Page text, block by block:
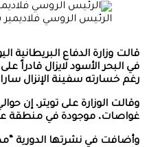
الرئيس الروسي فلاديمير
قالت وزارة الدفاع
في البحر الأسود لايزال قادراً
رغم خسارته سفينة الإنزال
غواصات، موجودة في منطقة
وأضافت في نشرتها الدورية